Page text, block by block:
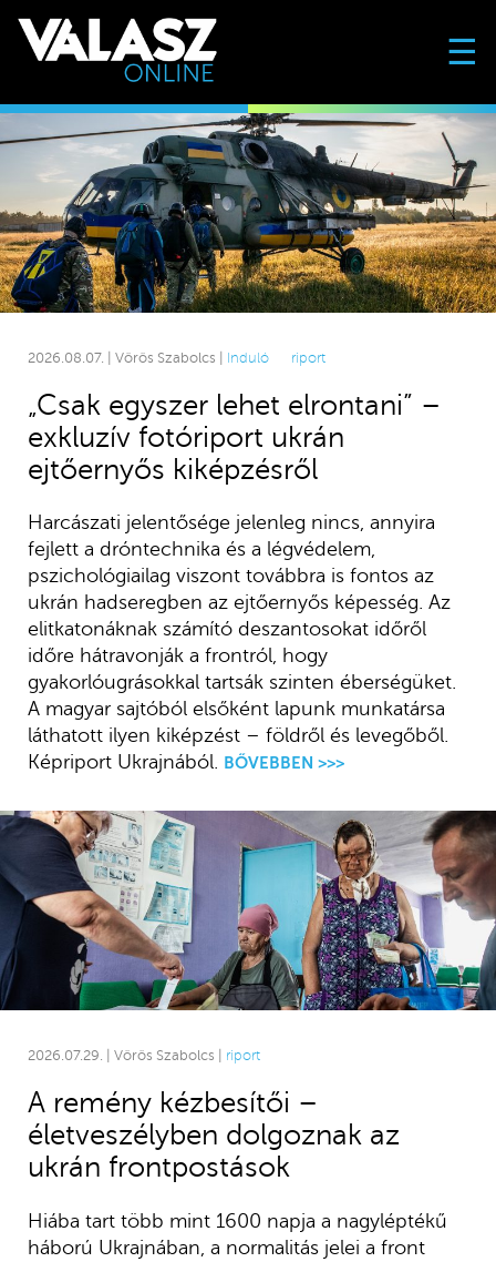
☰
2026.08.07. | Vörös Szabolcs | Induló riport
„Csak egyszer lehet elrontani” –
exkluzív fotóriport ukrán
ejtőernyős kiképzésről
Harcászati jelentősége jelenleg nincs, annyira
fejlett a dróntechnika és a légvédelem,
pszichológiailag viszont továbbra is fontos az
ukrán hadseregben az ejtőernyős képesség. Az
elitkatonáknak számító deszantosokat időről
időre hátravonják a frontról, hogy
gyakorlóugrásokkal tartsák szinten éberségüket.
A magyar sajtóból elsőként lapunk munkatársa
láthatott ilyen kiképzést – földről és levegőből.
Képriport Ukrajnából. BŐVEBBEN >>>
2026.07.29. | Vörös Szabolcs | riport
A remény kézbesítői –
életveszélyben dolgoznak az
ukrán frontpostások
Hiába tart több mint 1600 napja a nagyléptékű
háború Ukrajnában, a normalitás jelei a front